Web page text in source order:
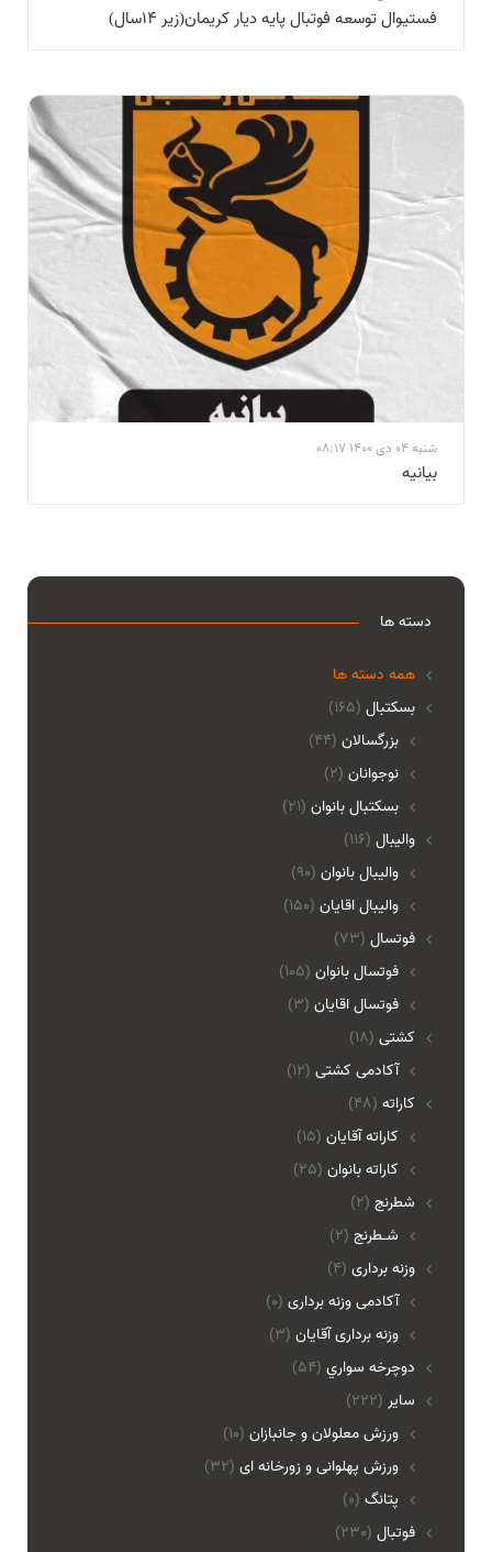
فستیوال توسعه فوتبال پایه دیار کریمان(زیر ۱۴سال)
شنبه 04 دی 1400 08:17
بيانيه
دسته ها
همه دسته ها
(165) بسکتبال
بزرگسالان (44)
نوجوانان (2)
بسکتبال بانوان (21)
(116) والیبال
واليبال بانوان (90)
واليبال اقايان (150)
(73) فوتسال
فوتسال بانوان (105)
فوتسال اقايان (3)
(18) کشتی
آکادمی کشتی (12)
(48) کاراته
کاراته آقایان (15)
کاراته بانوان (25)
(2) شطرنج
شـطرنج (2)
(4) وزنه برداری
آکادمی وزنه برداری (0)
وزنه برداری آقایان (3)
(54) دوچرخه سواري
(222) ساير
ورزش معلولان و جانبازان (10)
ورزش پهلوانی و زورخانه ای (32)
پتانگ (0)
(230) فوتبال